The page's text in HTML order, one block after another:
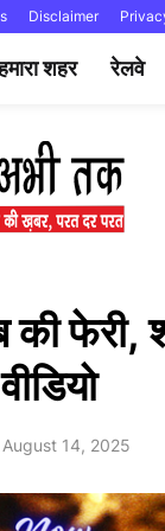
Disclaimer
शहर रेलवे
फेरी,
August 14, 2025